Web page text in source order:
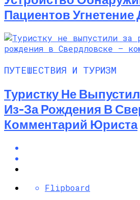
Пациентов
ПУТЕШЕСТВИЯ И ТУРИЗМ
Туристку Не
Из-За Рождения В
Комментарий Юриста
Flipboard